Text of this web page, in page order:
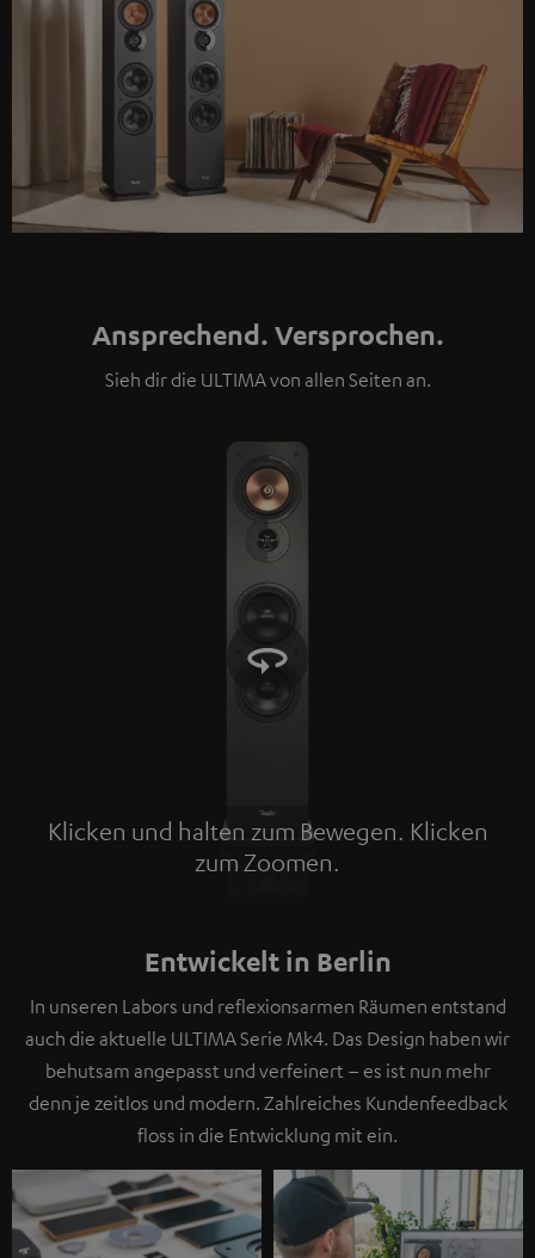
Ansprechend. Versprochen.
Sieh dir die ULTIMA von allen Seiten an.
Klicken und halten zum Bewegen. Klicken
zum Zoomen.
Tap to zoom
Entwickelt in Berlin
In unseren Labors und reflexionsarmen Räumen entstand
auch die aktuelle ULTIMA Serie Mk4. Das Design haben wir
behutsam angepasst und verfeinert – es ist nun mehr
denn je zeitlos und modern. Zahlreiches Kundenfeedback
floss in die Entwicklung mit ein.